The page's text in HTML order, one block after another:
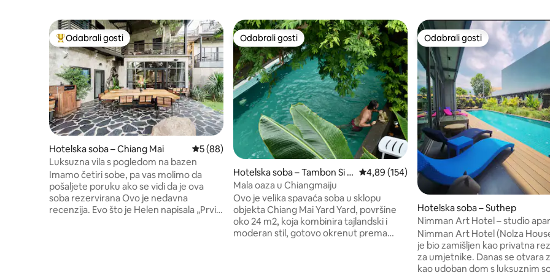
Među najviše rangiranima s oznakom „Odabrali gosti”
Odabrali gosti
Hotelska soba – Chiang Mai Prosječna ocjena: 5/5, recenzija: 88
5 (88)
Luksuzna vila s pogledom na bazen
Imamo četiri sobe, pa vas molimo da
pošaljete poruku ako se vidi da je ova
soba rezervirana Ovo je nedavna
recenzija. Evo što je Helen napisala „Prvi
Odabrali gosti
Odabrali gosti
Hotelska soba – Tambon Si P
hum
Prosječna ocjena: 4,89/5, recenzija: 154
4,89 (154)
Mala oaza u Chiangmaiju
Ovo je velika spavaća soba u sklopu
objekta Chiang Mai Yard Yard, površine
oko 24 m2, koja kombinira tajlandski i
moderan stil, gotovo okrenut prema
Odabrali gosti
Odabrali gosti
Hotelska soba – Suthep
Nimman Art Hotel – studio
Deluxe A301
Nimman Art Hotel (Nolza
je bio zamišljen kao privatna
za umjetnike. Danas se otvara
kao udoban dom s luksuznim